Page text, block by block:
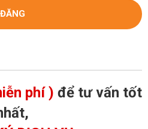
phí ) để tư vấn tốt